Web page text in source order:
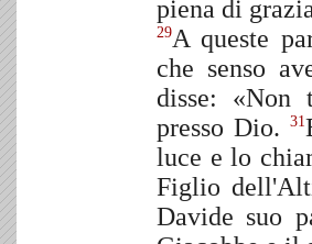
piena di
29A queste
che senso
disse: «Non
presso Dio.31
luce e lo
Figlio
Davide suo